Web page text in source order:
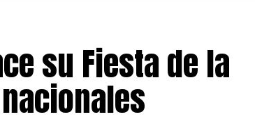
su Fiesta de la